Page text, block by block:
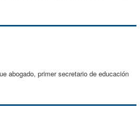
abogado, primer secretario de educación